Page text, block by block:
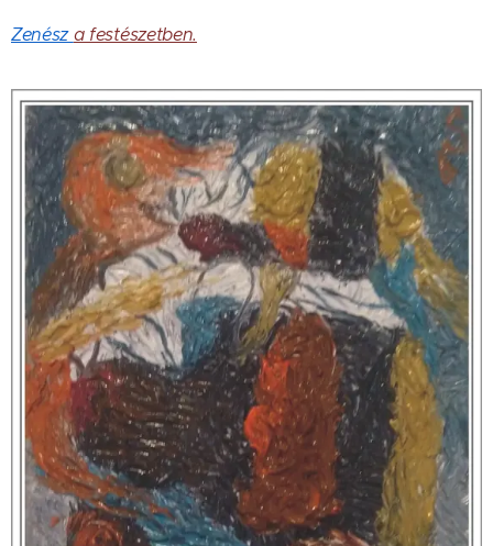
Zenész a festészetben.